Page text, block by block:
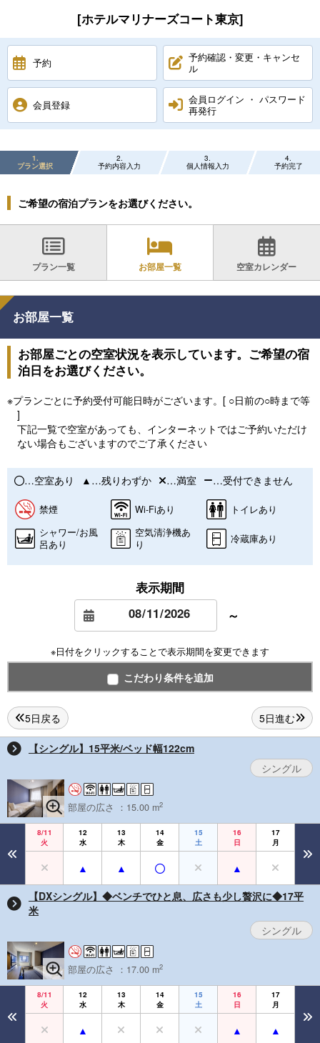
[ホテルマリナーズコート東京]
予約
予約確認・変更・キャンセ
ル
会員登録
会員ログイン ・ パスワード
再発行
1
プラン選択
2
予約内容入力
3
個人情報入力
4
予約完了
ご希望の宿泊プランをお選びください。
プラン一覧 お部屋一覧 空室カレンダー
お部屋一覧
お部屋ごとの空室状況を表示しています。ご希望の宿
泊日をお選びください。
※プランごとに予約受付可能日時がございます。[ ○日前の○時まで等
]
下記一覧で空室があっても、インターネットではご予約いただけ
ない場合もございますのでご了承ください
…空室あり …残りわずか …満室 …受付できません
禁煙 Wi-Fiあり
トイレあり
シャワー/お風
呂あり
空気清浄機あ
り
冷蔵庫あり
表示期間
～
※日付をクリックすることで表示期間を変更できます
こだわり条件を追加
5日戻る 5日進む
【シングル】15平米/ベッド幅122cm
シングル
部屋の広さ ：15.00 m2
8/11
火
12
水
13
木
14
金
15
土
16
日
17
月
【DXシングル】◆ベンチでひと息、広さも少し贅沢に◆17平
米
シングル
部屋の広さ ：17.00 m2
8/11
火
12
水
13
木
14
金
15
土
16
日
17
月